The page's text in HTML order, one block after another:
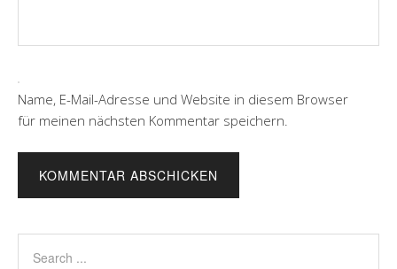
Name, E-Mail-Adresse und Website in diesem Browser
für meinen nächsten Kommentar speichern.